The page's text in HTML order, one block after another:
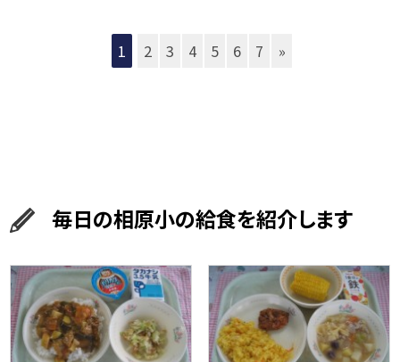
1 2 3 4 5 6 7 »
毎日の相原小の給食を紹介します